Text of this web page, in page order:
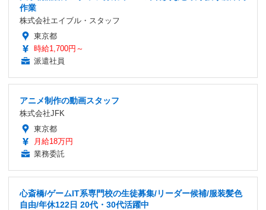
作業
株式会社エイブル・スタッフ
東京都
時給1,700円～
派遣社員
アニメ制作の動画スタッフ
株式会社JFK
東京都
月給18万円
業務委託
心斎橋/ゲームIT系専門校の生徒募集/リーダー候補/服装髪色
自由/年休122日 20代・30代活躍中